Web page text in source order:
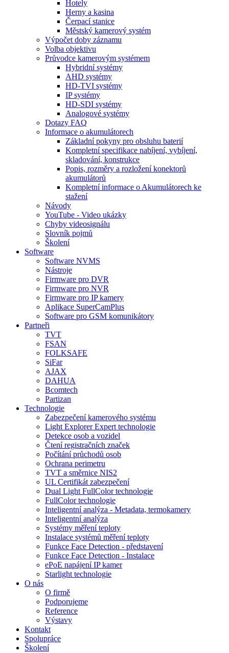
Hotely
Herny a kasina
Čerpací stanice
Městský kamerový systém
Výpočet doby záznamu
Volba objektivu
Průvodce kamerovým systémem
Hybridní systémy
AHD systémy
HD-TVI systémy
IP systémy
HD-SDI systémy
Analogové systémy
Dotazy FAQ
Informace o akumulátorech
Základní pokyny pro obsluhu baterií
Kompletní specifikace nabíjení, vybíjení,
skladování, konstrukce
Popis, rozměry a rozložení konektorů
akumulátorů
Kompletní informace o Akumulátorech ke
stažení
Návody
YouTube - Video ukázky
Chyby videosignálu
Slovník pojmů
Školení
Software
Software NVMS
Nástroje
Firmware pro DVR
Firmware pro NVR
Firmware pro IP kamery
Aplikace SuperCamPlus
Software pro GSM komunikátory
Partneři
TVT
FSAN
FOLKSAFE
SiFar
AJAX
DAHUA
Bcomtech
Partizan
Technologie
Zabezpečení kamerového systému
Light Explorer Expert technologie
Detekce osob a vozidel
Čtení registračních značek
Počítání průchodů osob
Ochrana perimetru
TVT a směrnice NIS2
UL Certifikát zabezpečení
Dual Light FullColor technologie
FullColor technologie
Inteligentní analýza - Metadata, termokamery
Inteligentní analýza
Systémy měření teploty
Instalace systémů měření teploty
Funkce Face Detection - představení
Funkce Face Detection - Instalace
ePoE napájení IP kamer
Starlight technologie
O nás
O firmě
Podporujeme
Reference
Výstavy
Kontakt
Spolupráce
Školení